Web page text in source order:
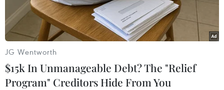
JG Wentworth
$15k In Unmanageable Debt? The "Relief
Program" Creditors Hide From You